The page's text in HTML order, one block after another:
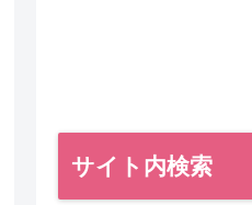
サイト内検索